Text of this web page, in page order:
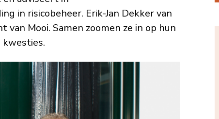
in risicobeheer. Erik-Jan Dekker van
van Mooi. Samen zoomen ze in op hun
kwesties.